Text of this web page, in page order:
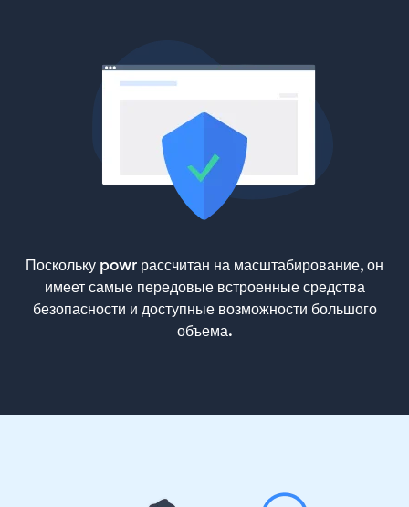
Поскольку powr рассчитан на масштабирование, он
имеет самые передовые встроенные средства
безопасности и доступные возможности большого
объема.